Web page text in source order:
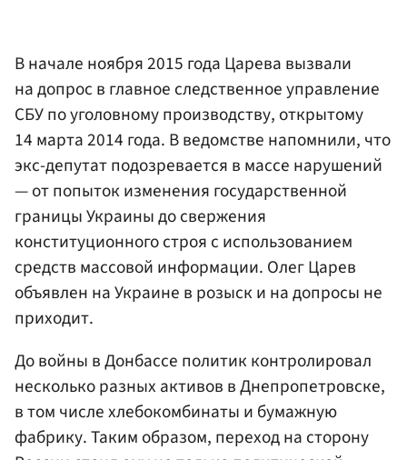
В начале ноября 2015 года Царева вызвали
на допрос в главное следственное управление
СБУ по уголовному производству, открытому
14 марта 2014 года. В ведомстве напомнили, что
экс-депутат подозревается в массе нарушений
— от попыток изменения государственной
границы Украины до свержения
конституционного строя с использованием
средств массовой информации. Олег Царев
объявлен на Украине в розыск и на допросы не
приходит.
До войны в Донбассе политик контролировал
несколько разных активов в Днепропетровске,
в том числе хлебокомбинаты и бумажную
фабрику. Таким образом, переход на сторону